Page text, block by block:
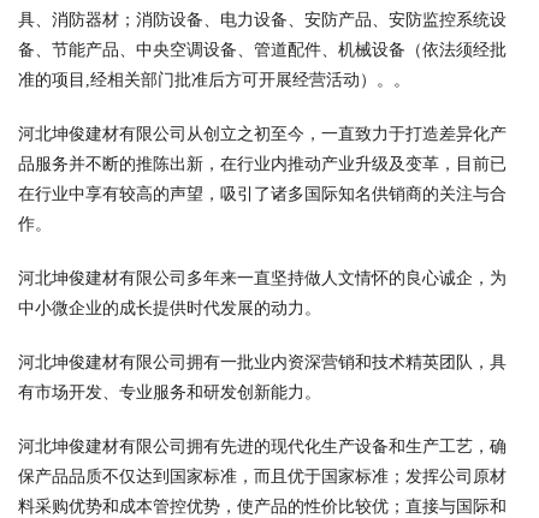
具、消防器材；消防设备、电力设备、安防产品、安防监控系统设
备、节能产品、中央空调设备、管道配件、机械设备（依法须经批
准的项目,经相关部门批准后方可开展经营活动）。。
河北坤俊建材有限公司从创立之初至今，一直致力于打造差异化产
品服务并不断的推陈出新，在行业内推动产业升级及变革，目前已
在行业中享有较高的声望，吸引了诸多国际知名供销商的关注与合
作。
河北坤俊建材有限公司多年来一直坚持做人文情怀的良心诚企，为
中小微企业的成长提供时代发展的动力。
河北坤俊建材有限公司拥有一批业内资深营销和技术精英团队，具
有市场开发、专业服务和研发创新能力。
河北坤俊建材有限公司拥有先进的现代化生产设备和生产工艺，确
保产品品质不仅达到国家标准，而且优于国家标准；发挥公司原材
料采购优势和成本管控优势，使产品的性价比较优；直接与国际和